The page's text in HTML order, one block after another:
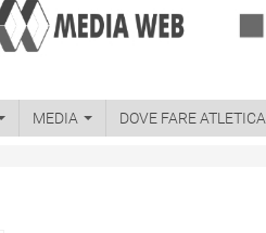
MEDIA DOVE FARE ATLETICA